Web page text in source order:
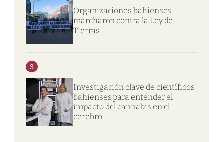
Organizaciones bahienses
marcharon contra la Ley de
Tierras
3
Investigación clave de científicos
bahienses para entender el
impacto del cannabis en el
cerebro